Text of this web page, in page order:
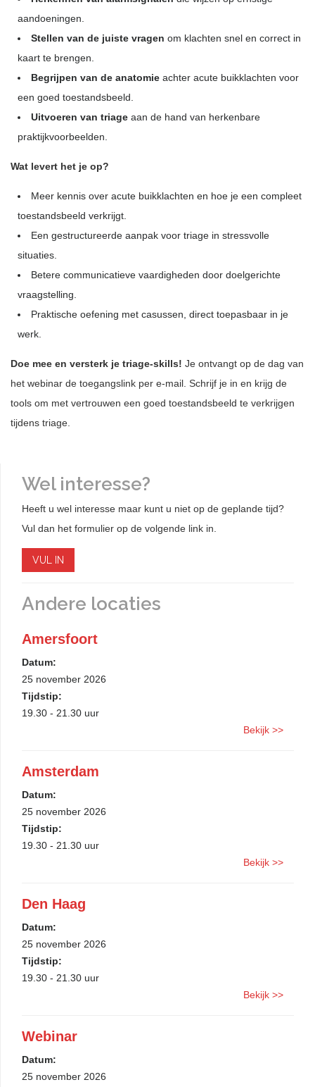
aandoeningen.
Stellen van de juiste vragen om klachten snel en correct in
kaart te brengen.
Begrijpen van de anatomie achter acute buikklachten voor
een goed toestandsbeeld.
Uitvoeren van triage aan de hand van herkenbare
praktijkvoorbeelden.
Wat levert het je op?
Meer kennis over acute buikklachten en hoe je een compleet
toestandsbeeld verkrijgt.
Een gestructureerde aanpak voor triage in stressvolle
situaties.
Betere communicatieve vaardigheden door doelgerichte
vraagstelling.
Praktische oefening met casussen, direct toepasbaar in je
werk.
Doe mee en versterk je triage-skills! Je ontvangt op de dag van
het webinar de toegangslink per e-mail. Schrijf je in en krijg de
tools om met vertrouwen een goed toestandsbeeld te verkrijgen
tijdens triage.
Wel interesse?
Heeft u wel interesse maar kunt u niet op de geplande tijd?
Vul dan het formulier op de volgende link in.
VUL IN
Andere locaties
Amersfoort
Datum:
25 november 2026
Tijdstip:
19.30 - 21.30 uur
Bekijk >>
Amsterdam
Datum:
25 november 2026
Tijdstip:
19.30 - 21.30 uur
Bekijk >>
Den Haag
Datum:
25 november 2026
Tijdstip:
19.30 - 21.30 uur
Bekijk >>
Webinar
Datum:
25 november 2026